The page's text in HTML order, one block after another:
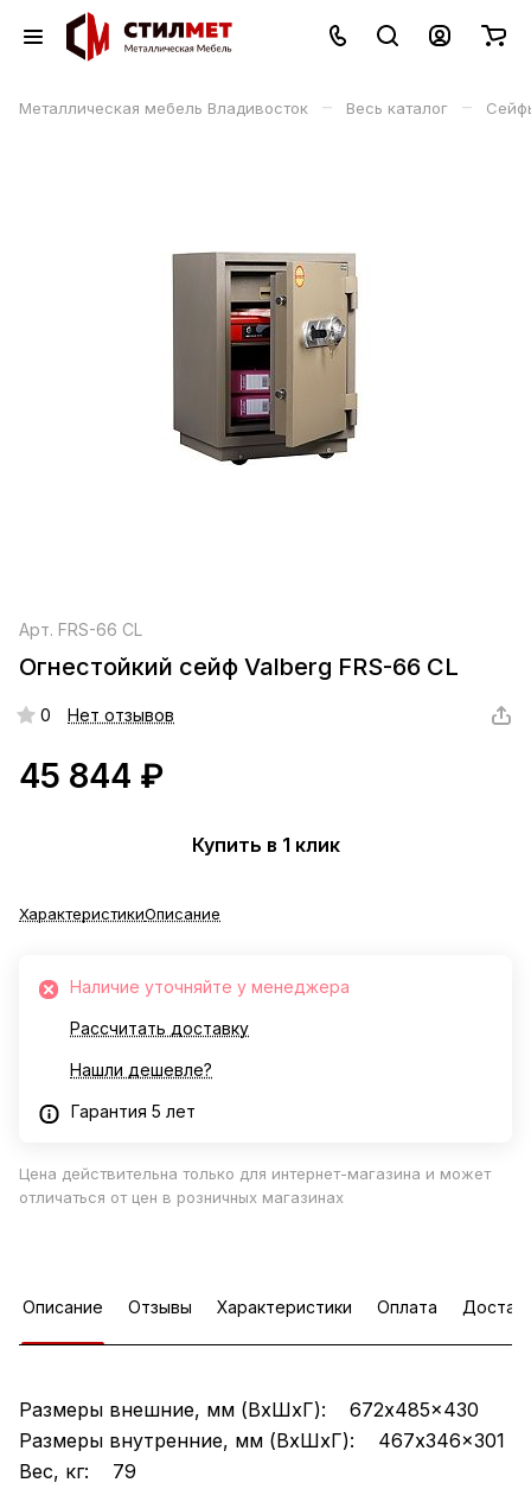
Металлическая мебель Владивосток – Весь каталог –
Арт. FRS-66 CL
Огнестойкий сейф Valberg FRS-66 CL
0 Нет отзывов
45 844 ₽
Купить в 1 клик
ХарактеристикиОписание
Наличие уточняйте у менеджера
Рассчитать доставку
Нашли дешевле?
Гарантия 5 лет
Цена действительна только для интернет-магазина и может
отличаться от цен в розничных магазинах
Описание Отзывы Характеристики Оплата
Размеры внешние, мм (ВхШхГ): 672x485x430
Размеры внутренние, мм (ВхШхГ): 467x346x301
Вес, кг: 79